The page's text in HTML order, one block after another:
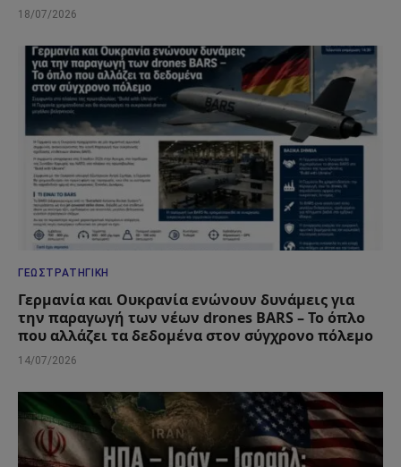
18/07/2026
ΓΕΩΣΤΡΑΤΗΓΙΚΉ
Γερμανία και Ουκρανία ενώνουν δυνάμεις για
την παραγωγή των νέων drones BARS – Το όπλο
που αλλάζει τα δεδομένα στον σύγχρονο πόλεμο
14/07/2026